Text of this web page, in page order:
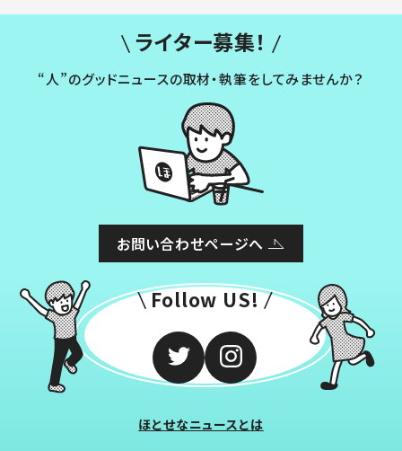
ライター募集！
“人”のグッドニュースの取材・執筆をしてみませんか？
お問い合わせページへ
Follow US!
ほとせなニュースとは